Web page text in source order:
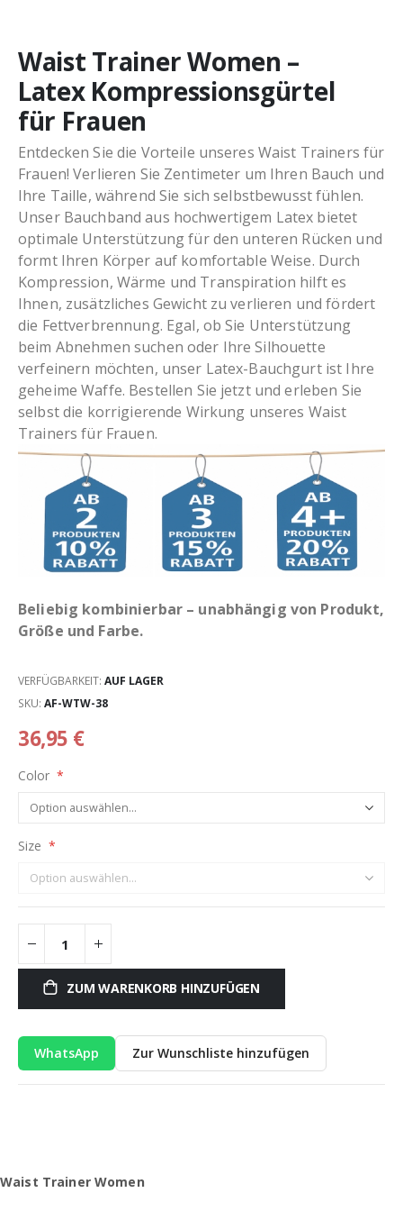
Waist Trainer Women –
Latex Kompressionsgürtel
für Frauen
36,95 €
Entdecken Sie die Vorteile unseres Waist Trainers für
Frauen! Verlieren Sie Zentimeter um Ihren Bauch und
Ihre Taille, während Sie sich selbstbewusst fühlen.
Unser Bauchband aus hochwertigem Latex bietet
optimale Unterstützung für den unteren Rücken und
formt Ihren Körper auf komfortable Weise. Durch
Kompression, Wärme und Transpiration hilft es
Ihnen, zusätzliches Gewicht zu verlieren und fördert
die Fettverbrennung. Egal, ob Sie Unterstützung
beim Abnehmen suchen oder Ihre Silhouette
verfeinern möchten, unser Latex-Bauchgurt ist Ihre
geheime Waffe. Bestellen Sie jetzt und erleben Sie
selbst die korrigierende Wirkung unseres Waist
Trainers für Frauen.
Beliebig kombinierbar – unabhängig von Produkt,
Größe und Farbe.
VERFÜGBARKEIT: AUF LAGER
SKU AF-WTW-38
Color
Size
ZUM WARENKORB HINZUFÜGEN
WhatsApp Zur Wunschliste hinzufügen
Waist Trainer Women